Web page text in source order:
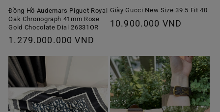
Đồng Hồ Audemars Piguet Royal
Oak Chronograph 41mm Rose
Gold Chocolate Dial 26331OR
Giá
thường
1.279.000.000 VND
Giày Gucci New Size 39.5 Fit 40
Giá
10.900.000 VND